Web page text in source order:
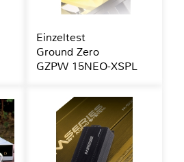
Einzeltest
Ground Zero
GZPW 15NEO-XSPL